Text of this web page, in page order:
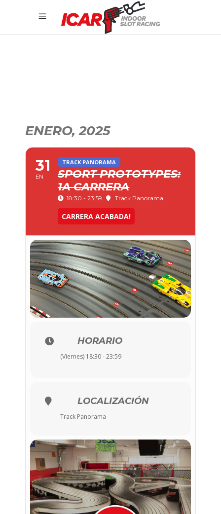
ENERO, 2025
31
EN
TRACK PANORAMA
SPORT PROTOTYPES:
1A CARRERA
18:30 - 23:59 Track Panorama
CARRERA ACABADA!
HORARIO
(Viernes) 18:30 - 23:59
LOCALIZACIÓN
Track Panorama